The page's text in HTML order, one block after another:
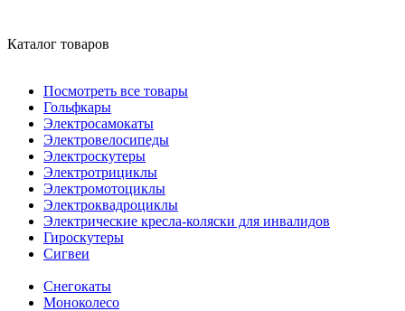
Каталог товаров
Посмотреть все товары
Гольфкары
Электросамокаты
Электровелосипеды
Электроскутеры
Электротрициклы
Электромотоциклы
Электроквадроциклы
Электрические кресла-коляски для инвалидов
Гироскутеры
Сигвеи
Снегокаты
Моноколесо